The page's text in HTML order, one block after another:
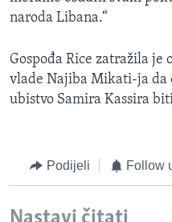
naroda Libana.“
Gospođa Rice zatražila
vlade Najiba Mikati-ja da
ubistvo Samira Kassira
Podijeli Follow